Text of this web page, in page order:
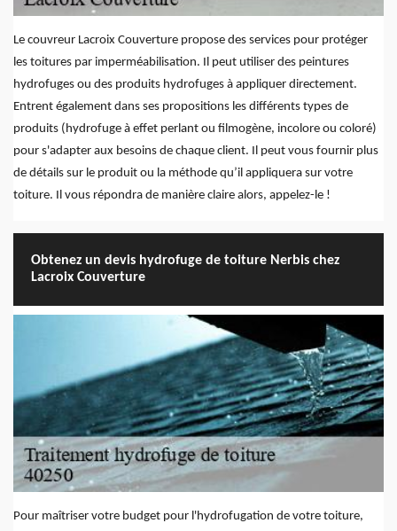
Le couvreur Lacroix Couverture propose des services pour protéger
les toitures par imperméabilisation. Il peut utiliser des peintures
hydrofuges ou des produits hydrofuges à appliquer directement.
Entrent également dans ses propositions les différents types de
produits (hydrofuge à effet perlant ou filmogène, incolore ou coloré)
pour s'adapter aux besoins de chaque client. Il peut vous fournir plus
de détails sur le produit ou la méthode qu’il appliquera sur votre
toiture. Il vous répondra de manière claire alors, appelez-le !
Obtenez un devis hydrofuge de toiture Nerbis chez
Lacroix Couverture
Pour maîtriser votre budget pour l'hydrofugation de votre toiture,